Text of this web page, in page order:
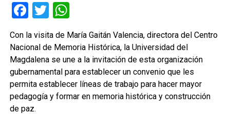
Facebook
TwitterWhatsApp
Con la visita de María Gaitán Valencia, directora del Centro
Nacional de Memoria Histórica, la Universidad del
Magdalena se une a la invitación de esta organización
gubernamental para establecer un convenio que les
permita establecer líneas de trabajo para hacer mayor
pedagogía y formar en memoria histórica y construcción
de paz.